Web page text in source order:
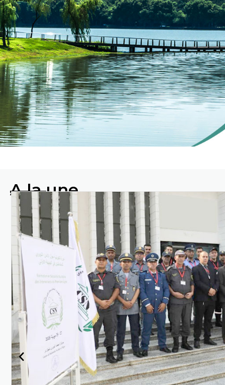
Protéger
l'environnement en
Algérie grâce à la science
et à la technologie
nucléaires
En savoir plus
A la une